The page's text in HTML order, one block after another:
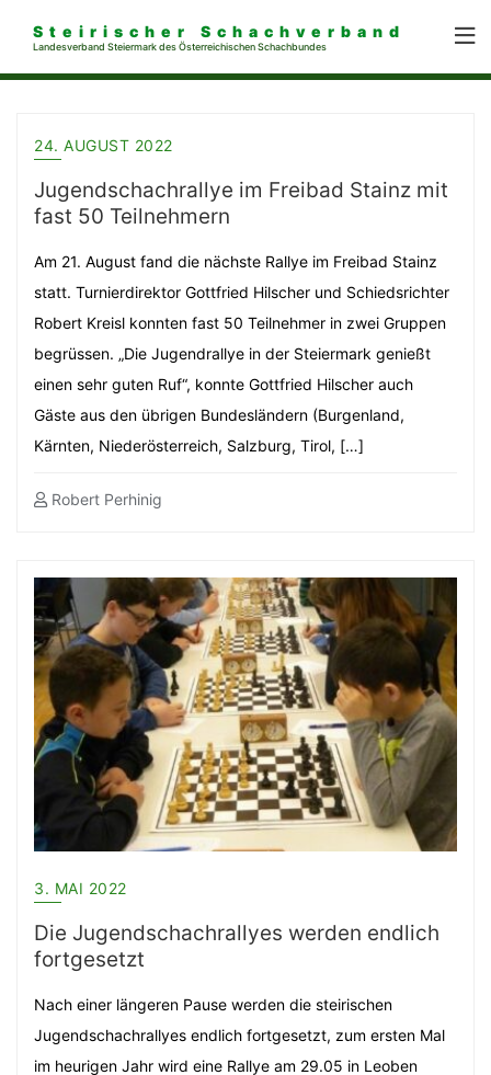
Steirischer Schachverband
Landesverband Steiermark des Österreichischen Schachbundes
24. AUGUST 2022
Jugendschachrallye im Freibad Stainz mit
fast 50 Teilnehmern
Am 21. August fand die nächste Rallye im Freibad Stainz
statt. Turnierdirektor Gottfried Hilscher und Schiedsrichter
Robert Kreisl konnten fast 50 Teilnehmer in zwei Gruppen
begrüssen. „Die Jugendrallye in der Steiermark genießt
einen sehr guten Ruf“, konnte Gottfried Hilscher auch
Gäste aus den übrigen Bundesländern (Burgenland,
Kärnten, Niederösterreich, Salzburg, Tirol, […]
Robert Perhinig
3. MAI 2022
Die Jugendschachrallyes werden endlich
fortgesetzt
Nach einer längeren Pause werden die steirischen
Jugendschachrallyes endlich fortgesetzt, zum ersten Mal
im heurigen Jahr wird eine Rallye am 29.05 in Leoben